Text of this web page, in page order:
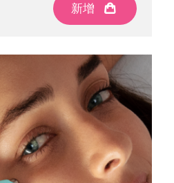
新增
新增